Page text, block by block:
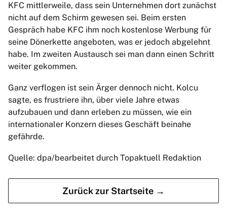
KFC mittlerweile, dass sein Unternehmen dort zunächst
nicht auf dem Schirm gewesen sei. Beim ersten
Gespräch habe KFC ihm noch kostenlose Werbung für
seine Dönerkette angeboten, was er jedoch abgelehnt
habe. Im zweiten Austausch sei man dann einen Schritt
weiter gekommen.
Ganz verflogen ist sein Ärger dennoch nicht. Kolcu
sagte, es frustriere ihn, über viele Jahre etwas
aufzubauen und dann erleben zu müssen, wie ein
internationaler Konzern dieses Geschäft beinahe
gefährde.
Quelle: dpa/bearbeitet durch Topaktuell Redaktion
Zurück zur Startseite →